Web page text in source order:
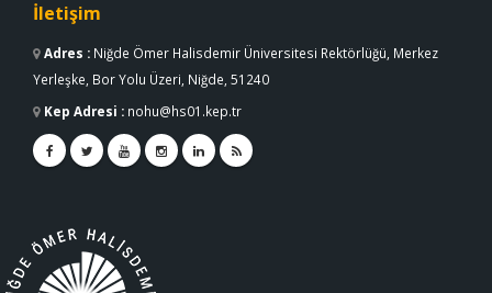
İletişim
Adres : Niğde Ömer Halisdemir Üniversitesi Rektörlüğü, Merkez
Yerleşke, Bor Yolu Üzeri, Niğde, 51240
Kep Adresi : nohu@hs01.kep.tr